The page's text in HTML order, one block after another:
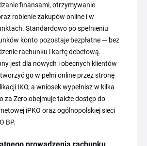
finansami, otrzymywanie
robienie zakupów online i w
Standardowo po spełnieniu
konto pozostaje bezpłatne — bez
rachunku i kartę debetową.
jest dla nowych i obecnych klientów
go w pełni online przez stronę
IKO, a wniosek wypełnisz w kilka
za Zero obejmuje także dostęp do
iPKO oraz ogólnopolskiej sieci
BP.